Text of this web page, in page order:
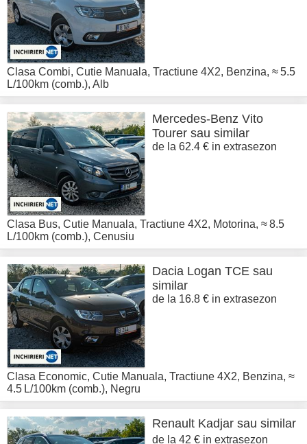
Clasa Combi, Cutie Manuala, Tractiune 4X2, Benzina, ≈ 5.5
L/100km (comb.), Alb
Mercedes-Benz Vito
Tourer sau similar
de la 62.4 € in extrasezon
Clasa Bus, Cutie Manuala, Tractiune 4X2, Motorina, ≈ 8.5
L/100km (comb.), Cenusiu
Dacia Logan TCE sau
similar
de la 16.8 € in extrasezon
Clasa Economic, Cutie Manuala, Tractiune 4X2, Benzina, ≈
4.5 L/100km (comb.), Negru
Renault Kadjar sau similar
de la 42 € in extrasezon